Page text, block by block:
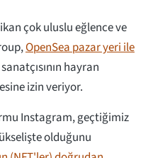
çok uluslu eğlence ve
OpenSea pazar yeri ile
hayran
izin veriyor.
Instagram, geçtiğimiz
olduğunu